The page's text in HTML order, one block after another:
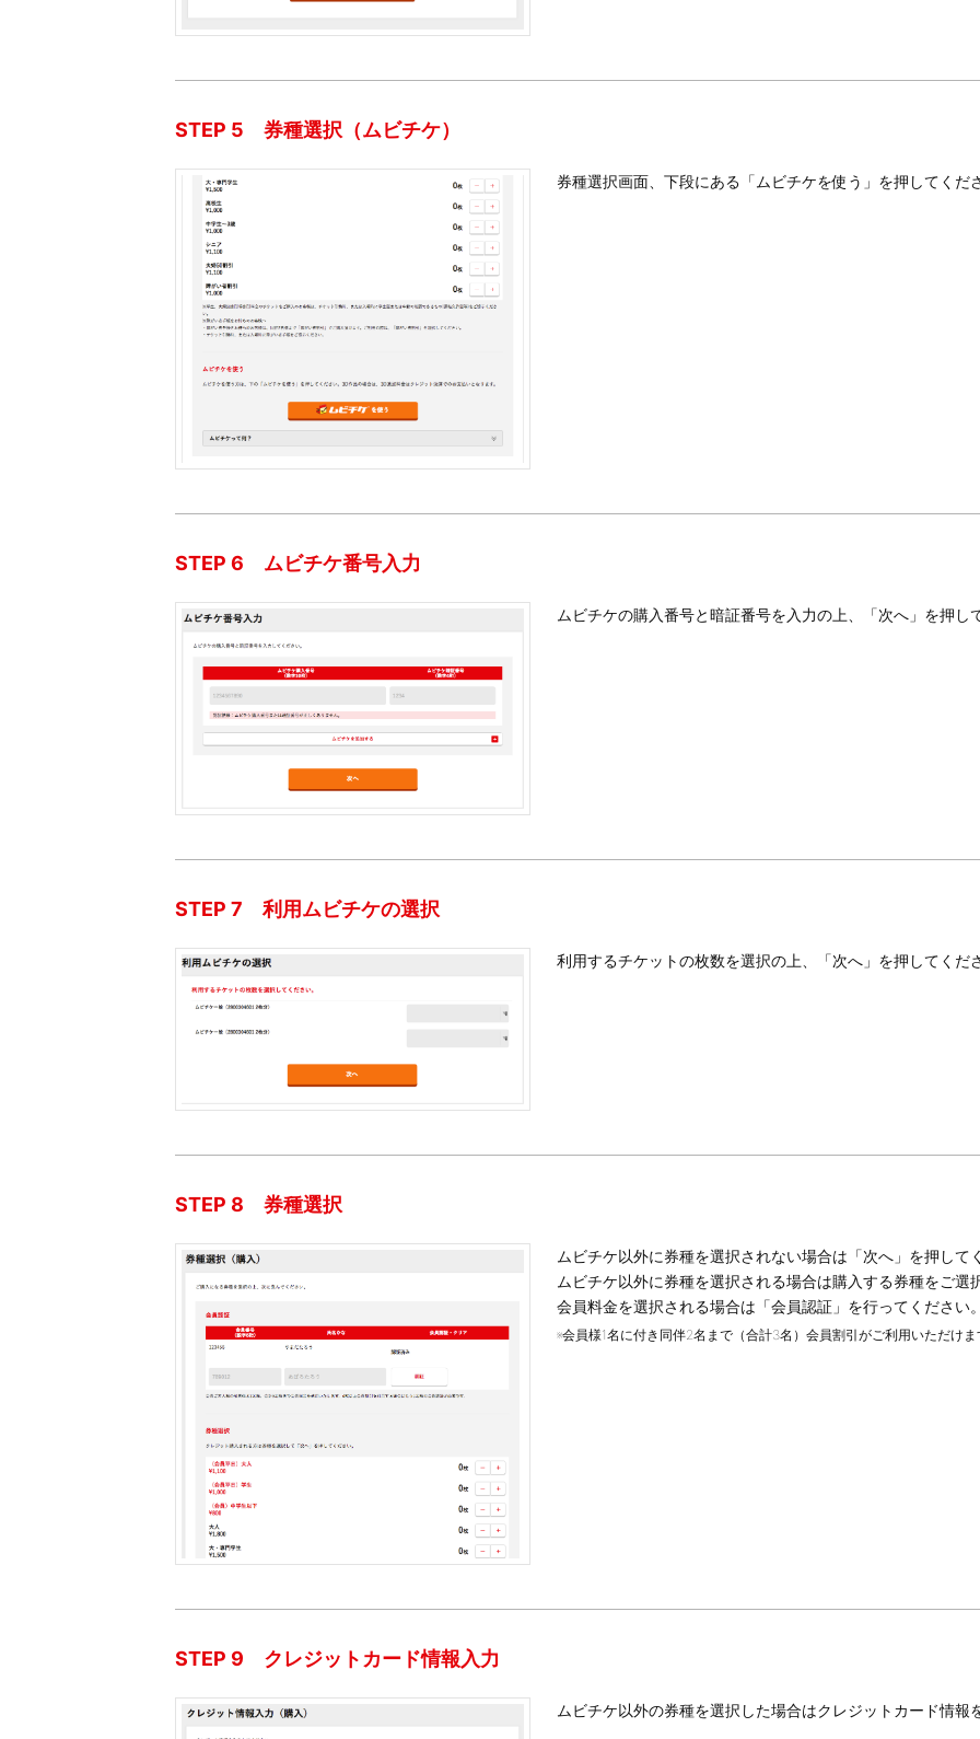
STEP 5 券種選択（ムビチケ）
券種選択画面、下段にある「ムビチケを使う」を押してくだ
STEP 6 ムビチケ番号入力
ムビチケの購入番号と暗証番号を入力の上、「次へ」を押し
STEP 7 利用ムビチケの選択
利用するチケットの枚数を選択の上、「次へ」を押してくだ
STEP 8 券種選択
ムビチケ以外に券種を選択されない場合は「次へ」を押して
ムビチケ以外に券種を選択される場合は購入する券種をご選
会員料金を選択される場合は「会員認証」を行ってください
※会員様1名に付き同伴2名まで（合計3名）会員割引がご利用いただけ
STEP 9 クレジットカード情報入力
ムビチケ以外の券種を選択した場合はクレジットカード情報